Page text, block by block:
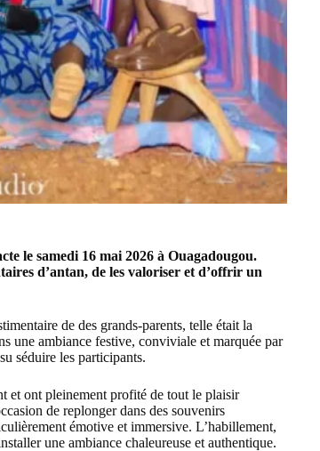
le samedi 16 mai 2026 à Ouagadougou.
d’antan, de les valoriser et d’offrir un
de des grands-parents, telle était la
une ambiance festive, conviviale et marquée par
séduire les participants.
et ont pleinement profité de tout le plaisir
de replonger dans des souvenirs
émotive et immersive. L’habillement,
une ambiance chaleureuse et authentique.